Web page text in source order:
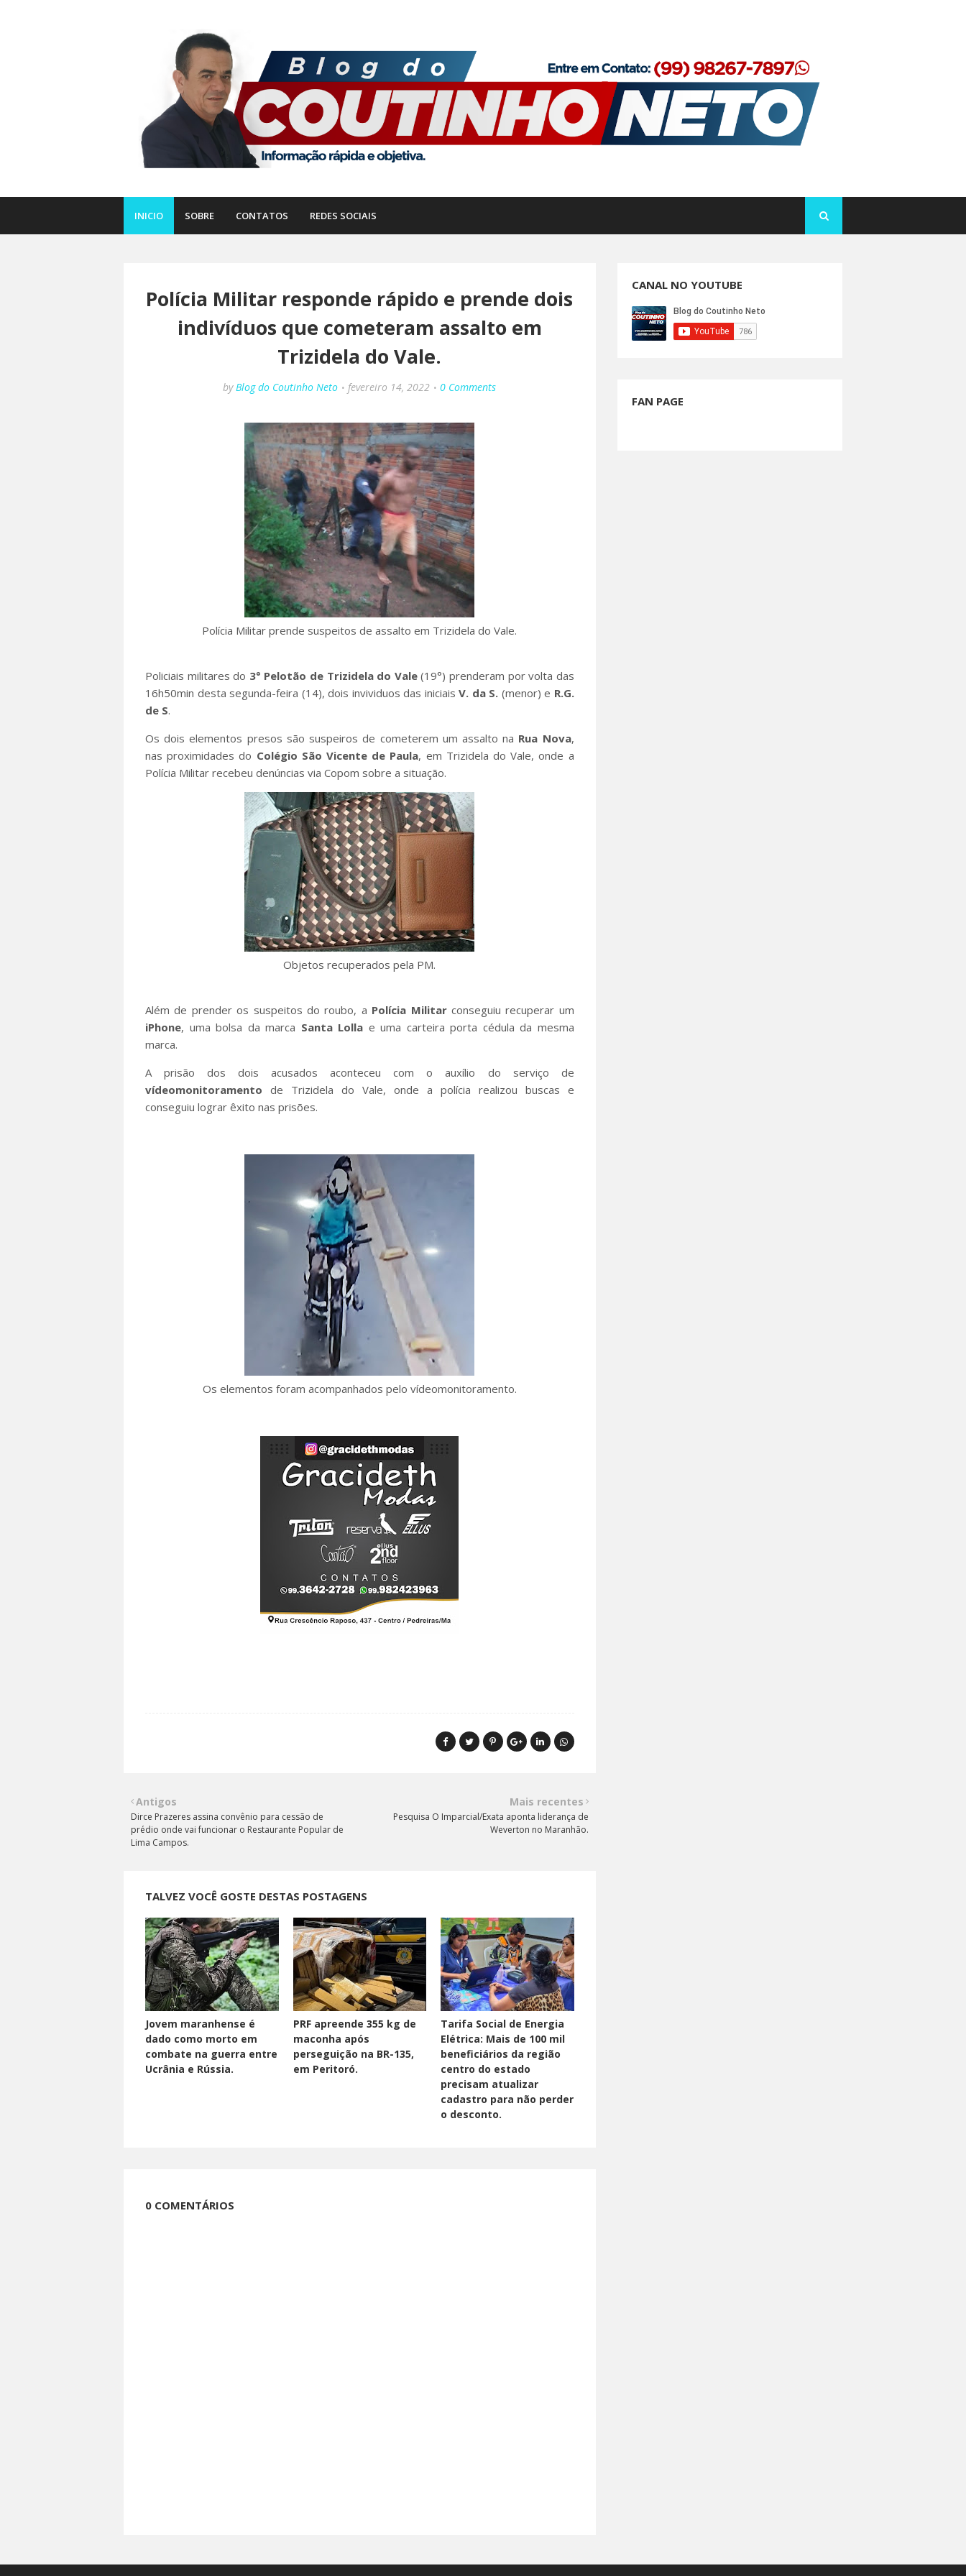
INICIO SOBRE CONTATOS REDES SOCIAIS
Polícia Militar responde rápido e prende dois
indivíduos que cometeram assalto em
Trizidela do Vale.
by Blog do Coutinho Neto fevereiro 14, 2022 0 Comments
Polícia Militar prende suspeitos de assalto em Trizidela do Vale.
Policiais militares do 3° Pelotão de Trizidela do Vale(19°) prenderam por volta das
16h50min desta segunda-feira (14), dois invividuos das iniciaisV. da S. (menor) e R.G.
de S.
Os dois elementos presos são suspeiros de cometerem um assalto na Rua Nova,
nas proximidades do Colégio São Vicente de Paula, em Trizidela do Vale, onde a
Polícia Militar recebeu denúncias via Copom sobre a situação.
Objetos recuperados pela PM.
Além de prender os suspeitos do roubo, a Polícia Militarconseguiu recuperar um
iPhone, uma bolsa da marca Santa Lolla e uma carteira porta cédula da mesma
marca.
A prisão dos dois acusados aconteceu com o auxílio do serviço de
vídeomonitoramento de Trizidela do Vale, onde a polícia realizou buscas e
conseguiu lograr êxito nas prisões.
Os elementos foram acompanhados pelo vídeomonitoramento.
Mais recentes
Pesquisa O Imparcial/Exata aponta liderança de
Weverton no Maranhão.
Antigos
Dirce Prazeres assina convênio para cessão de
prédio onde vai funcionar o Restaurante Popular de
Lima Campos.
TALVEZ VOCÊ GOSTE DESTAS POSTAGENS
Jovem maranhense é
dado como morto em
combate na guerra entre
Ucrânia e Rússia.
PRF apreende 355 kg de
maconha após
perseguição na BR-135,
em Peritoró.
Tarifa Social de Energia
Elétrica: Mais de 100 mil
beneficiários da região
centro do estado
precisam atualizar
cadastro para não perder
o desconto.
0 COMENTÁRIOS
CANAL NO YOUTUBE
FAN PAGE